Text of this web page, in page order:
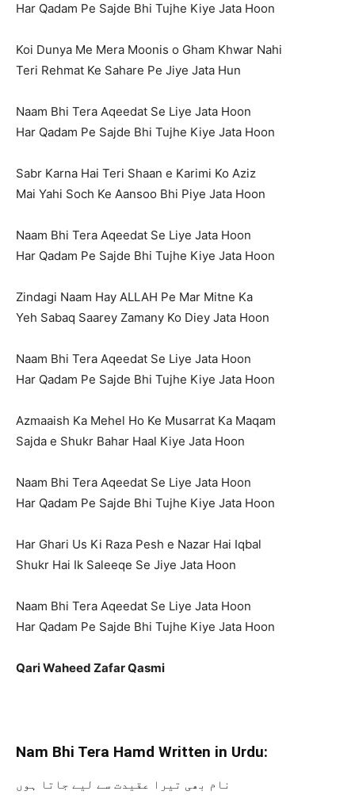
Har Qadam Pe Sajde Bhi Tujhe Kiye Jata Hoon
Koi Dunya Me Mera Moonis o Gham Khwar Nahi
Teri Rehmat Ke Sahare Pe Jiye Jata Hun
Naam Bhi Tera Aqeedat Se Liye Jata Hoon
Har Qadam Pe Sajde Bhi Tujhe Kiye Jata Hoon
Sabr Karna Hai Teri Shaan e Karimi Ko Aziz
Mai Yahi Soch Ke Aansoo Bhi Piye Jata Hoon
Naam Bhi Tera Aqeedat Se Liye Jata Hoon
Har Qadam Pe Sajde Bhi Tujhe Kiye Jata Hoon
Zindagi Naam Hay ALLAH Pe Mar Mitne Ka
Yeh Sabaq Saarey Zamany Ko Diey Jata Hoon
Naam Bhi Tera Aqeedat Se Liye Jata Hoon
Har Qadam Pe Sajde Bhi Tujhe Kiye Jata Hoon
Azmaaish Ka Mehel Ho Ke Musarrat Ka Maqam
Sajda e Shukr Bahar Haal Kiye Jata Hoon
Naam Bhi Tera Aqeedat Se Liye Jata Hoon
Har Qadam Pe Sajde Bhi Tujhe Kiye Jata Hoon
Har Ghari Us Ki Raza Pesh e Nazar Hai Iqbal
Shukr Hai Ik Saleeqe Se Jiye Jata Hoon
Naam Bhi Tera Aqeedat Se Liye Jata Hoon
Har Qadam Pe Sajde Bhi Tujhe Kiye Jata Hoon
Qari Waheed Zafar Qasmi
Nam Bhi Tera Hamd Written in Urdu:
نام بھی تیرا عقیدت سے لیے جاتا ہوں